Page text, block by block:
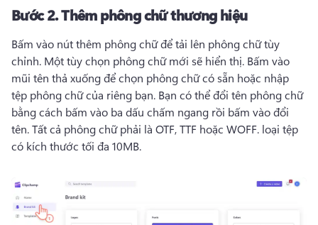
Bước 2.Thêm phông chữ thương hiệu
Bấm vào nút thêm phông chữ để tải lên phông chữ tùy
chỉnh. Một tùy chọn phông chữ mới sẽ hiển thị. Bấm vào
mũi tên thả xuống để chọn phông chữ có sẵn hoặc nhập
tệp phông chữ của riêng bạn. Bạn có thể đổi tên phông chữ
bằng cách bấm vào ba dấu chấm ngang rồi bấm vào đổi
tên. Tất cả phông chữ phải là OTF, TTF hoặc WOFF. loại tệp
có kích thước tối đa 10MB.